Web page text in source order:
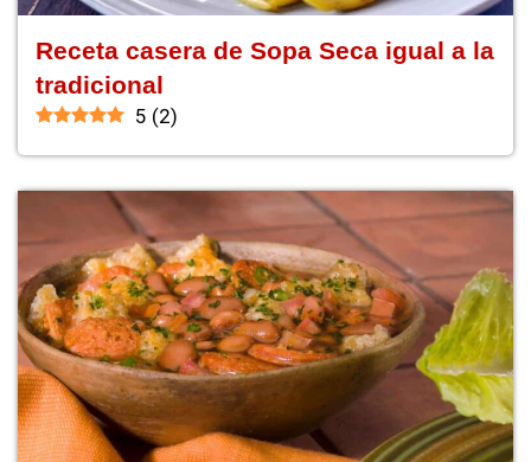
Receta casera de Sopa Seca igual a la
tradicional
5 (2)